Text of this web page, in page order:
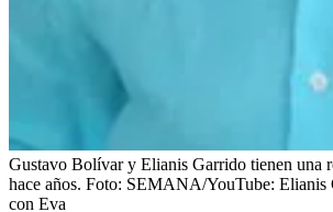
Gustavo Bolívar y Elianis Garrido tienen una
hace años. Foto: SEMANA/YouTube: Elianis
con Eva